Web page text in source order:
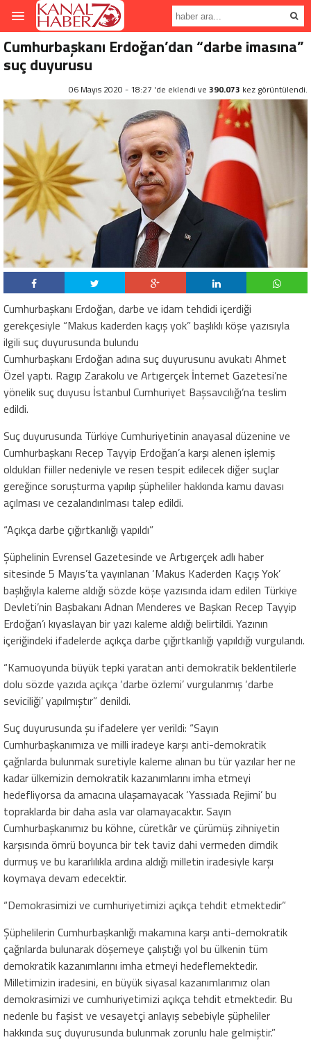
Cumhurbaşkanı Erdoğan’dan “darbe imasına”
suç duyurusu
06 Mayıs 2020 - 18:27 'de eklendi ve 390.073 kez görüntülendi.
Cumhurbaşkanı Erdoğan, darbe ve idam tehdidi içerdiği
gerekçesiyle “Makus kaderden kaçış yok” başlıklı köşe yazısıyla
ilgili suç duyurusunda bulundu
Cumhurbaşkanı Erdoğan adına suç duyurusunu avukatı Ahmet
Özel yaptı. Ragıp Zarakolu ve Artıgerçek İnternet Gazetesi’ne
yönelik suç duyusu İstanbul Cumhuriyet Başsavcılığı’na teslim
edildi.
Suç duyurusunda Türkiye Cumhuriyetinin anayasal düzenine ve
Cumhurbaşkanı Recep Tayyip Erdoğan’a karşı alenen işlemiş
oldukları fiiller nedeniyle ve resen tespit edilecek diğer suçlar
gereğince soruşturma yapılıp şüpheliler hakkında kamu davası
açılması ve cezalandırılması talep edildi.
“Açıkça darbe çığırtkanlığı yapıldı”
Şüphelinin Evrensel Gazetesinde ve Artıgerçek adlı haber
sitesinde 5 Mayıs’ta yayınlanan ‘Makus Kaderden Kaçış Yok’
başlığıyla kaleme aldığı sözde köşe yazısında idam edilen Türkiye
Devleti’nin Başbakanı Adnan Menderes ve Başkan Recep Tayyip
Erdoğan’ı kıyaslayan bir yazı kaleme aldığı belirtildi. Yazının
içeriğindeki ifadelerde açıkça darbe çığırtkanlığı yapıldığı vurgulandı.
“Kamuoyunda büyük tepki yaratan anti demokratik beklentilerle
dolu sözde yazıda açıkça ‘darbe özlemi’ vurgulanmış ‘darbe
seviciliği’ yapılmıştır” denildi.
Suç duyurusunda şu ifadelere yer verildi: “Sayın
Cumhurbaşkanımıza ve milli iradeye karşı anti-demokratik
çağrılarda bulunmak suretiyle kaleme alınan bu tür yazılar her ne
kadar ülkemizin demokratik kazanımlarını imha etmeyi
hedefliyorsa da amacına ulaşamayacak ‘Yassıada Rejimi’ bu
topraklarda bir daha asla var olamayacaktır. Sayın
Cumhurbaşkanımız bu köhne, cüretkâr ve çürümüş zihniyetin
karşısında ömrü boyunca bir tek taviz dahi vermeden dimdik
durmuş ve bu kararlılıkla ardına aldığı milletin iradesiyle karşı
koymaya devam edecektir.
“Demokrasimizi ve cumhuriyetimizi açıkça tehdit etmektedir”
Şüphelilerin Cumhurbaşkanlığı makamına karşı anti-demokratik
çağrılarda bulunarak döşemeye çalıştığı yol bu ülkenin tüm
demokratik kazanımlarını imha etmeyi hedeflemektedir.
Milletimizin iradesini, en büyük siyasal kazanımlarımız olan
demokrasimizi ve cumhuriyetimizi açıkça tehdit etmektedir. Bu
nedenle bu faşist ve vesayetçi anlayış sebebiyle şüpheliler
hakkında suç duyurusunda bulunmak zorunlu hale gelmiştir.”